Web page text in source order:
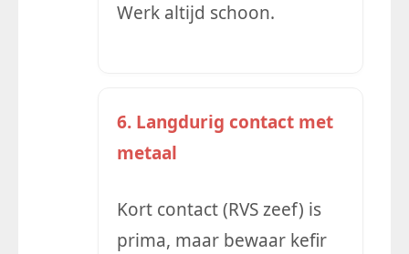
Werk altijd schoon.
6. Langdurig contact met
metaal
Kort contact (RVS zeef) is
prima, maar bewaar kefir